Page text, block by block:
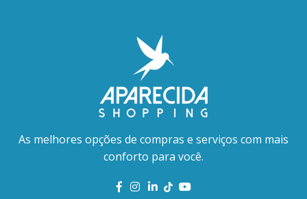
As melhores opções de compras e serviços com mais
conforto para você.